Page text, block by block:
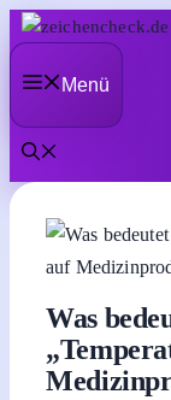
Zum
Inhalt
springenMenü
Was